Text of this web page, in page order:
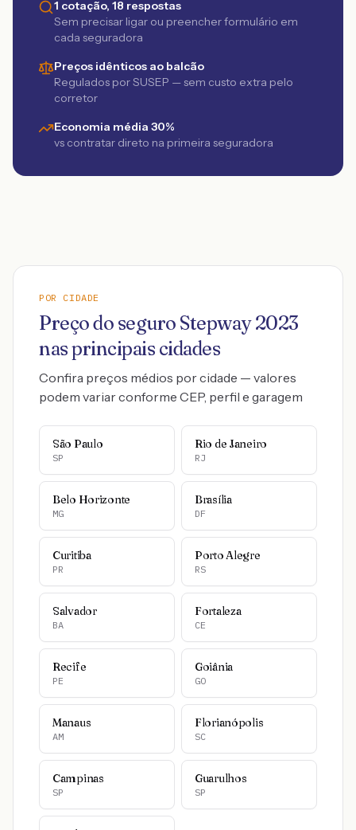
1 cotação, 18 respostas
Sem precisar ligar ou preencher formulário em
cada seguradora
Preços idênticos ao balcão
Regulados por SUSEP — sem custo extra pelo
corretor
Economia média 30%
vs contratar direto na primeira seguradora
POR CIDADE
Preço do seguro Stepway 2023
nas principais cidades
Confira preços médios por cidade — valores
podem variar conforme CEP, perfil e garagem
São Paulo
SP
Rio de Janeiro
RJ
Belo Horizonte
MG
Brasília
DF
Curitiba
PR
Porto Alegre
RS
Salvador
BA
Fortaleza
CE
Recife
PE
Goiânia
GO
Manaus
AM
Florianópolis
SC
Campinas
SP
Guarulhos
SP